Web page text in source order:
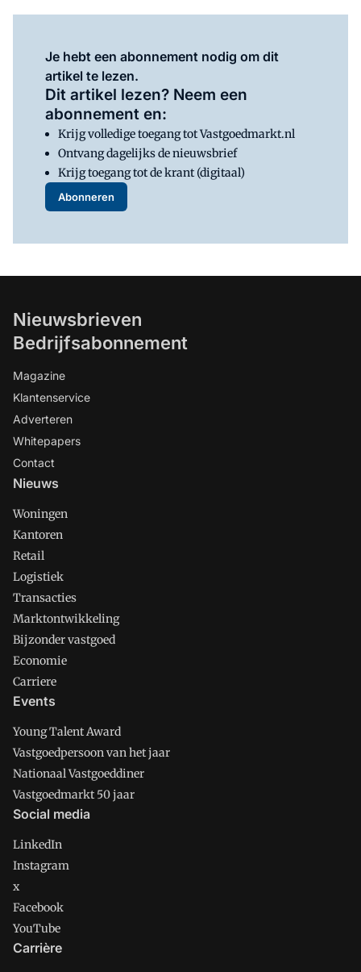
Je hebt een abonnement nodig om dit
artikel te lezen.
Dit artikel lezen? Neem een
abonnement en:
Krijg volledige toegang tot Vastgoedmarkt.nl
Ontvang dagelijks de nieuwsbrief
Krijg toegang tot de krant (digitaal)
Abonneren
Nieuwsbrieven
Bedrijfsabonnement
Magazine
Klantenservice
Adverteren
Whitepapers
Contact
Nieuws
Woningen
Kantoren
Retail
Logistiek
Transacties
Marktontwikkeling
Bijzonder vastgoed
Economie
Carriere
Events
Young Talent Award
Vastgoedpersoon van het jaar
Nationaal Vastgoeddiner
Vastgoedmarkt 50 jaar
Social media
LinkedIn
Instagram
x
Facebook
YouTube
Carrière